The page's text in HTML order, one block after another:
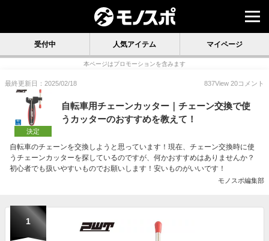
受付中 人気アイテム マイページ
本ページはプロモーションを含みます
最終更新日：2025/02/18 837View 20コメント
決定
自転車用チェーンカッター｜チェーン交換で使
うカッターのおすすめを教えて！
自転車のチェーンを交換しようと思っています！現在、チェーン交換時に使
うチェーンカッターを探しているのですが、何かおすすめはありませんか？
初心者でも扱いやすいものでお願いします！安いものがいいです！
モノスポ編集部
1